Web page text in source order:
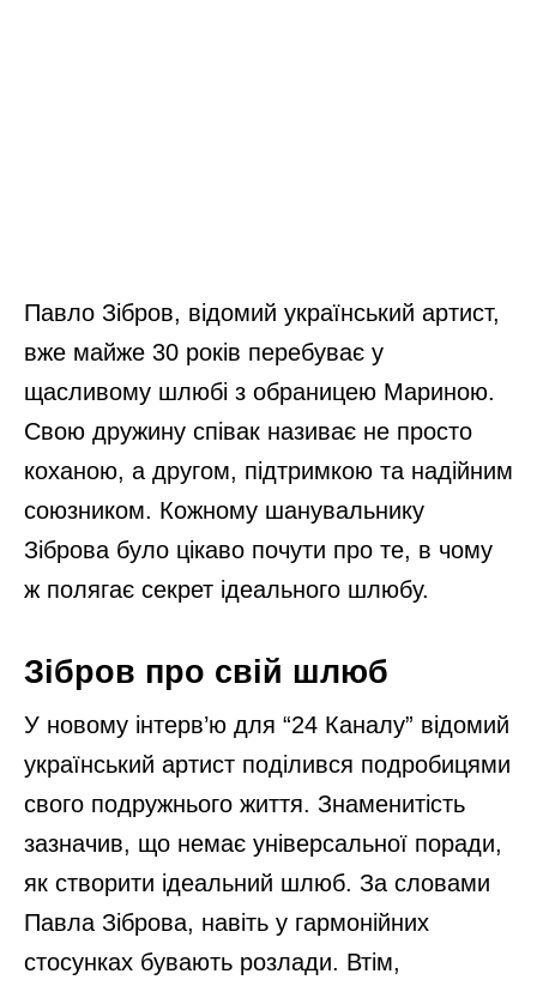
Павло Зібров, відомий український артист,
вже майже 30 років перебуває у
щасливому шлюбі з обраницею Мариною.
Свою дружину співак називає не просто
коханою, а другом, підтримкою та надійним
союзником. Кожному шанувальнику
Зіброва було цікаво почути про те, в чому
ж полягає секрет ідеального шлюбу.
Зібров про свій шлюб
У новому інтерв’ю для “24 Каналу” відомий
український артист поділився подробицями
свого подружнього життя. Знаменитість
зазначив, що немає універсальної поради,
як створити ідеальний шлюб. За словами
Павла Зіброва, навіть у гармонійних
стосунках бувають розлади. Втім,